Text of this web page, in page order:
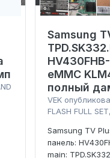
Samsung
eMMC
полный
VEK
FLASH FULL SET,
Samsung TV
панель:
main: